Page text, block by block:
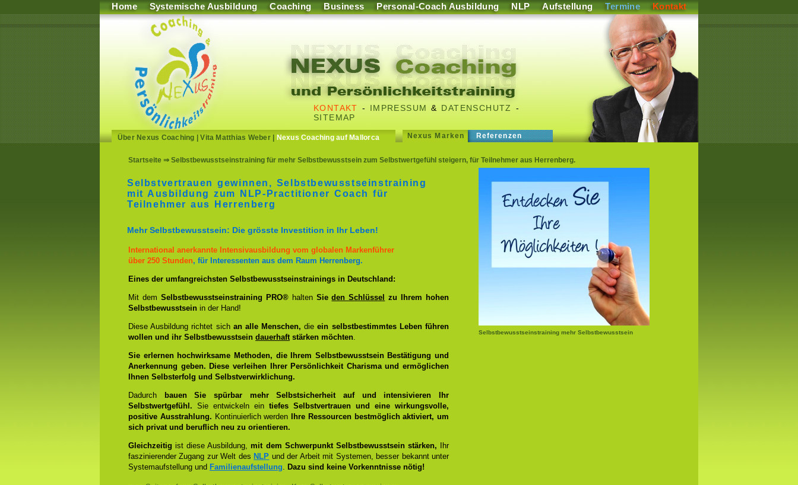
Home Systemische Ausbildung Coaching Business Personal-Coach Ausbildung NLP Aufstellung Termine Kontakt
KONTAKT - IMPRESSUM & DATENSCHUTZ
-
SITEMAP
Über Nexus Coaching |Vita Matthias Weber| Nexus Coaching auf Mallorca Nexus Marken Referenzen
Startseite ⇒ Selbstbewusstseinstraining für mehr Selbstbewusstsein zum Selbstwertgefühl steigern, für Teilnehmer aus Herrenberg.
Selbstbewusstseinstraining mehr Selbstbewusstsein
Selbstvertrauen gewinnen, Selbstbewusstseinstraining
mit Ausbildung zum NLP-Practitioner Coach für
Teilnehmer aus Herrenberg
Mehr Selbstbewusstsein: Die grösste Investition in Ihr Leben!
International anerkannte Intensivausbildung vom globalen Markenführer
über 250 Stunden, für Interessenten aus dem Raum Herrenberg.
Eines der umfangreichsten Selbstbewusstseinstrainings in Deutschland:
Mit dem Selbstbewusstseinstraining PRO®haltenSieden Schlüssel
zu Ihrem hohen
Selbstbewusstsein in der Hand!
Diese Ausbildung richtet sich an alle Menschen, dieein selbstbestimmtes Leben führen
wollen und ihr Selbstbewusstsein dauerhaftstärken möchten.
Sie erlernen hochwirksame Methoden, die Ihrem Selbstbewusstsein Bestätigung und
Anerkennung geben. Diese verleihen Ihrer Persönlichkeit Charisma und ermöglichen
Ihnen Selbsterfolg und Selbstverwirklichung.
Dadurch
bauen Sie spürbar mehr Selbstsicherheit auf und intensivieren Ihr
Selbstwertgefühl. Sie entwickeln ein tiefes Selbstvertrauen und eine wirkungsvolle,
positive Ausstrahlung. Kontinuierlich werden
Ihre Ressourcen bestmöglich aktiviert, um
sich privat und beruflich neu zu orientieren.
Gleichzeitigist diese Ausbildung, mit dem Schwerpunkt Selbstbewusstsein stärken, Ihr
faszinierender Zugang zur Welt des NLP und der Arbeit mit Systemen, besser bekannt unter
Systemaufstellung und Familienaufstellung. Dazu sind keine Vorkenntnisse nötig!